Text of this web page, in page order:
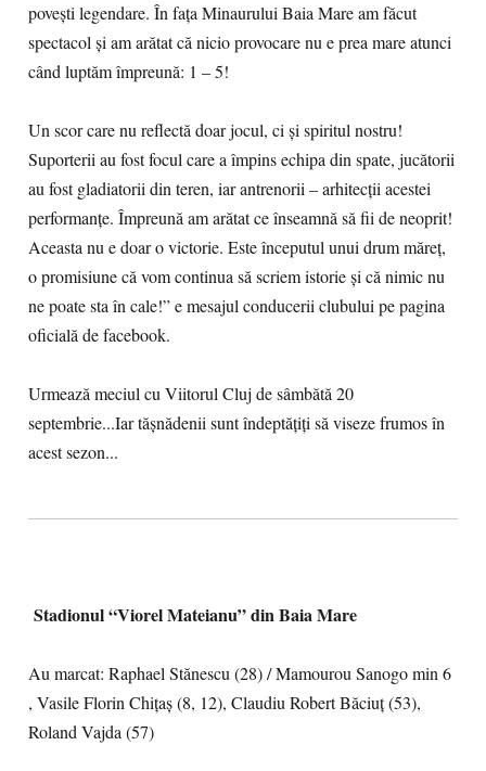
povești legendare. În fața Minaurului Baia Mare am făcut
spectacol și am arătat că nicio provocare nu e prea mare atunci
când luptăm împreună: 1 – 5!
Un scor care nu reflectă doar jocul, ci și spiritul nostru!
Suporterii au fost focul care a împins echipa din spate, jucătorii
au fost gladiatorii din teren, iar antrenorii – arhitecții acestei
performanțe. Împreună am arătat ce înseamnă să fii de neoprit!
Aceasta nu e doar o victorie. Este începutul unui drum măreț,
o promisiune că vom continua să scriem istorie și că nimic nu
ne poate sta în cale!” e mesajul conducerii clubului pe pagina
oficială de facebook.
Urmează meciul cu Viitorul Cluj de sâmbătă 20
septembrie...Iar tășnădenii sunt îndeptățiți să viseze frumos în
acest sezon...
Stadionul “Viorel Mateianu” din Baia Mare
Au marcat: Raphael Stănescu (28) / Mamourou Sanogo min 6
, Vasile Florin Chițaș (8, 12), Claudiu Robert Băciuț (53),
Roland Vajda (57)